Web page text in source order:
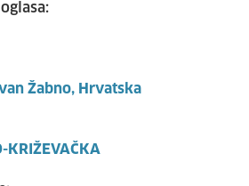
Žabno, Hrvatska
KRIŽEVAČKA